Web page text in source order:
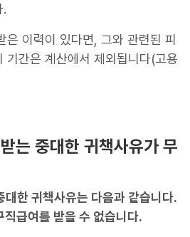
.
은 이력이 있다면, 그와 관련된 피
기간은 계산에서 제외됩니다(고용
는 중대한 귀책사유가 무
대한 귀책사유는 다음과 같습니다.
급여를 받을 수 없습니다.